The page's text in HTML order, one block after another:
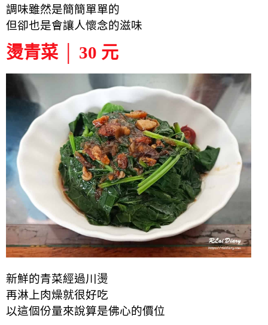
調味雖然是簡簡單單的
但卻也是會讓人懷念的滋味
燙青菜 │ 30 元
新鮮的青菜經過川燙
再淋上肉燥就很好吃
以這個份量來說算是佛心的價位